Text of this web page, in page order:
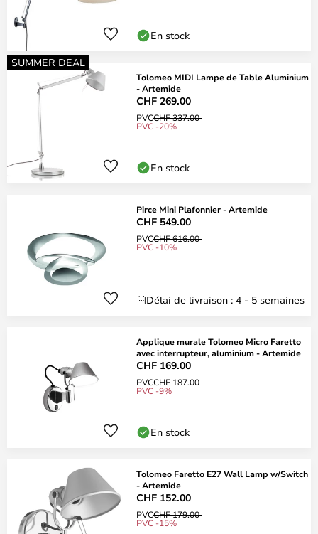
En stock
SUMMER DEAL
Tolomeo MIDI Lampe de Table Aluminium
- Artemide
CHF 269.00
PVCCHF 337.00
PVC -20%
En stock
Pirce Mini Plafonnier - Artemide
CHF 549.00
PVCCHF 616.00
PVC -10%
Délai de livraison : 4 - 5 semaines
Applique murale Tolomeo Micro Faretto
avec interrupteur, aluminium - Artemide
CHF 169.00
PVCCHF 187.00
PVC -9%
En stock
Tolomeo Faretto E27 Wall Lamp w/Switch
- Artemide
CHF 152.00
PVCCHF 179.00
PVC -15%